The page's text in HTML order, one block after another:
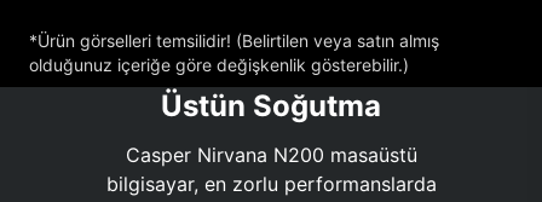
*Ürün görselleri temsilidir! (Belirtilen veya satın almış
olduğunuz içeriğe göre değişkenlik gösterebilir.)
Üstün Soğutma
Casper Nirvana N200 masaüstü
bilgisayar, en zorlu performanslarda